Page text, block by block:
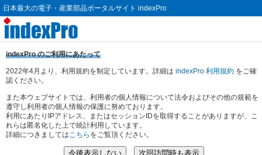
日本最大の電子・産業部品ポータルサイト indexPro
indexPro のご利用にあたって
2022年4月より、利用規約を制定しています。詳細は indexPro 利用規約 をご確
認ください。
また本ウェブサイトでは、利用者の個人情報について法令およびその他の規範を
遵守し利用者の個人情報の保護に努めております。
利用にあたりIPアドレス、またはセッションIDを取得することがありますが、こ
れらは匿名化した上で統計利用しています。
詳細につきましてはこちら をご覧頂ください。